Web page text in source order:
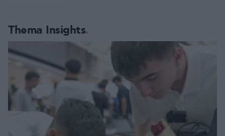
Thema Insights